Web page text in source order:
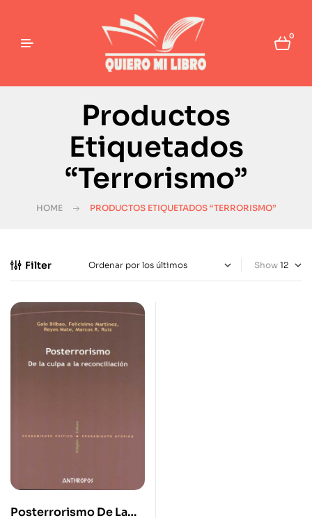
0
Productos
Etiquetados
“Terrorismo”
HOME PRODUCTOS ETIQUETADOS “TERRORISMO”
Filter Show
Posterrorismo De La